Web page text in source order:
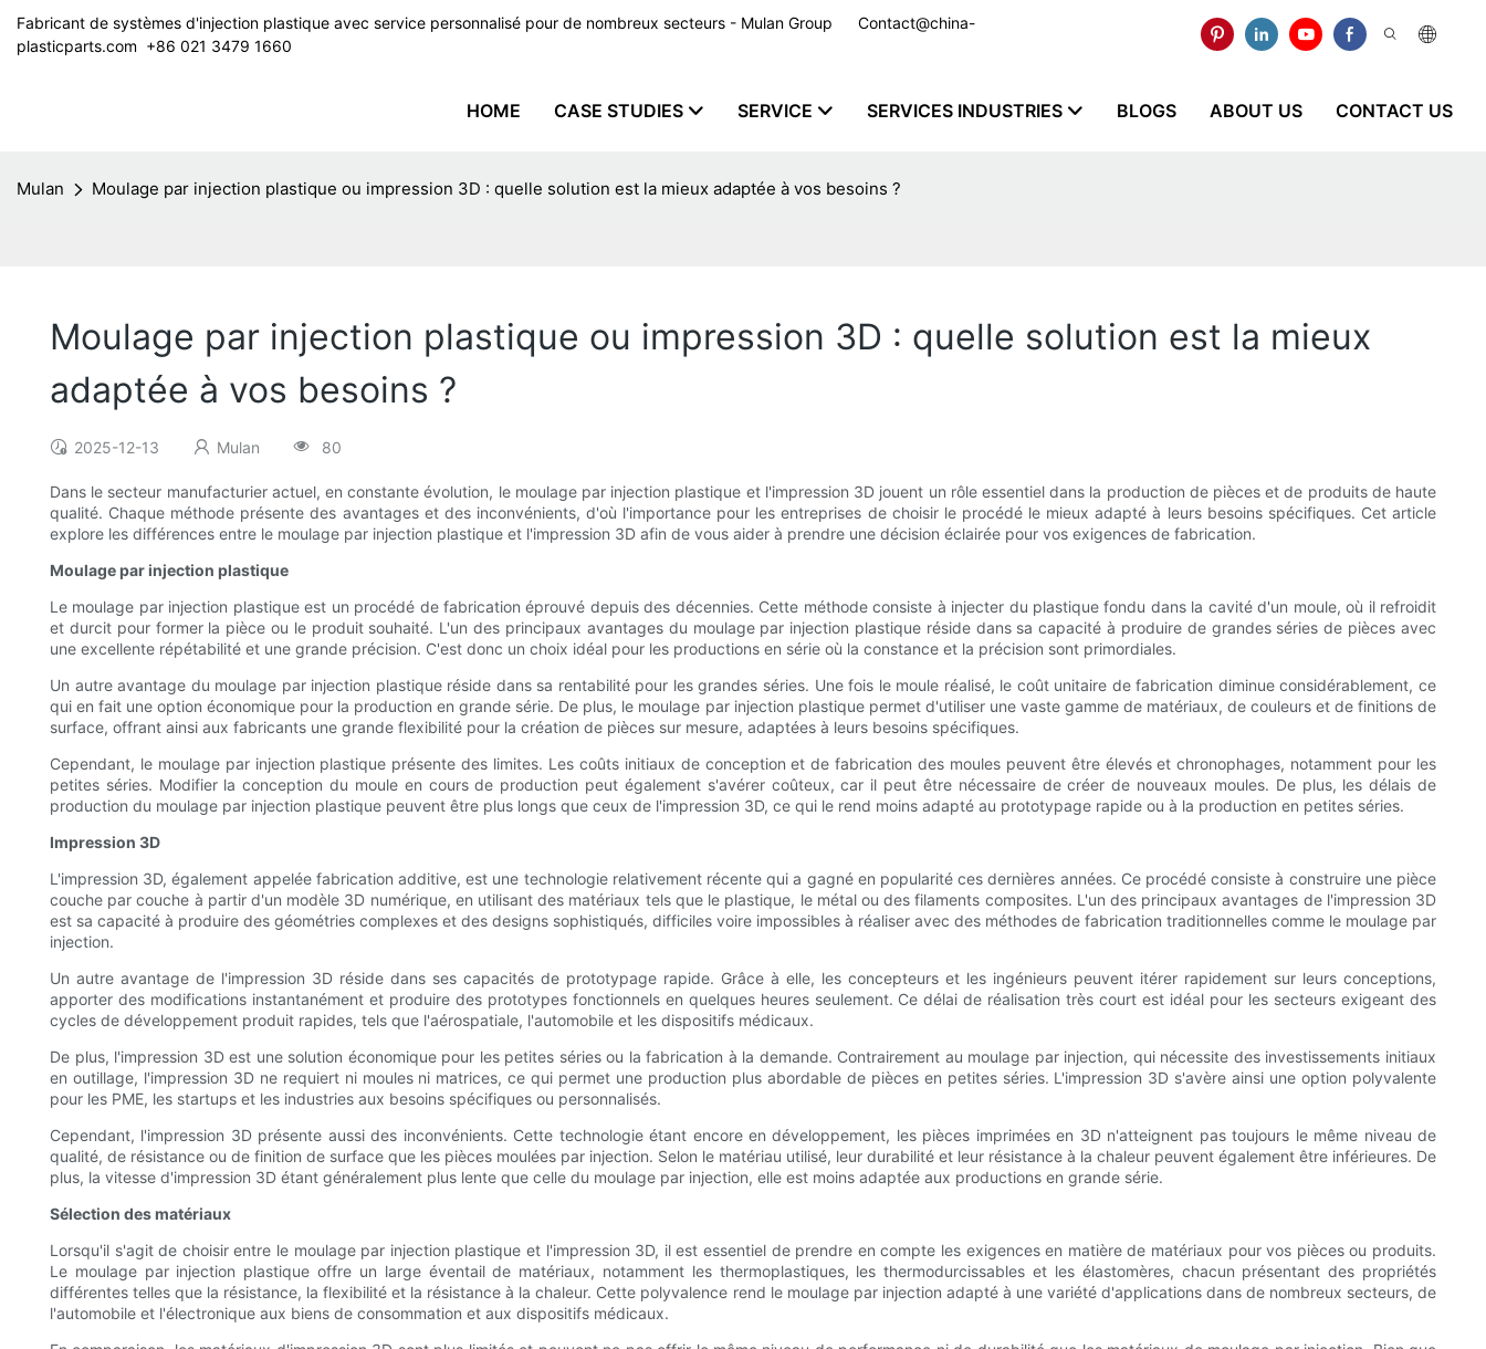
Fabricant de systèmes d'injection plastique avec service personnalisé pour de nombreux secteurs - Mulan Group
Contact@china-
plasticparts.com ​​​​​​​ +86 021 3479 1660
HOME CASE STUDIES SERVICE SERVICES INDUSTRIES BLOGS ABOUT US CONTACT US
Mulan Moulage par injection plastique ou impression 3D : quelle solution est la mieux adaptée à vos besoins ?
Moulage par injection plastique ou impression 3D : quelle solution est la mieux
adaptée à vos besoins ?
2025-12-13 Mulan 80
Dans le secteur manufacturier actuel, en constante évolution, le moulage par injection plastique et l'impression 3D jouent un rôle essentiel dans la production de pièces et de produits de haute
qualité. Chaque méthode présente des avantages et des inconvénients, d'où l'importance pour les entreprises de choisir le procédé le mieux adapté à leurs besoins spécifiques. Cet article
explore les différences entre le moulage par injection plastique et l'impression 3D afin de vous aider à prendre une décision éclairée pour vos exigences de fabrication.
Moulage par injection plastique
Le moulage par injection plastique est un procédé de fabrication éprouvé depuis des décennies. Cette méthode consiste à injecter du plastique fondu dans la cavité d'un moule, où il refroidit
et durcit pour former la pièce ou le produit souhaité. L'un des principaux avantages du moulage par injection plastique réside dans sa capacité à produire de grandes séries de pièces avec
une excellente répétabilité et une grande précision. C'est donc un choix idéal pour les productions en série où la constance et la précision sont primordiales.
Un autre avantage du moulage par injection plastique réside dans sa rentabilité pour les grandes séries. Une fois le moule réalisé, le coût unitaire de fabrication diminue considérablement, ce
qui en fait une option économique pour la production en grande série. De plus, le moulage par injection plastique permet d'utiliser une vaste gamme de matériaux, de couleurs et de finitions de
surface, offrant ainsi aux fabricants une grande flexibilité pour la création de pièces sur mesure, adaptées à leurs besoins spécifiques.
Cependant, le moulage par injection plastique présente des limites. Les coûts initiaux de conception et de fabrication des moules peuvent être élevés et chronophages, notamment pour les
petites séries. Modifier la conception du moule en cours de production peut également s'avérer coûteux, car il peut être nécessaire de créer de nouveaux moules. De plus, les délais de
production du moulage par injection plastique peuvent être plus longs que ceux de l'impression 3D, ce qui le rend moins adapté au prototypage rapide ou à la production en petites séries.
Impression 3D
L'impression 3D, également appelée fabrication additive, est une technologie relativement récente qui a gagné en popularité ces dernières années. Ce procédé consiste à construire une pièce
couche par couche à partir d'un modèle 3D numérique, en utilisant des matériaux tels que le plastique, le métal ou des filaments composites. L'un des principaux avantages de l'impression 3D
est sa capacité à produire des géométries complexes et des designs sophistiqués, difficiles voire impossibles à réaliser avec des méthodes de fabrication traditionnelles comme le moulage par
injection.
Un autre avantage de l'impression 3D réside dans ses capacités de prototypage rapide. Grâce à elle, les concepteurs et les ingénieurs peuvent itérer rapidement sur leurs conceptions,
apporter des modifications instantanément et produire des prototypes fonctionnels en quelques heures seulement. Ce délai de réalisation très court est idéal pour les secteurs exigeant des
cycles de développement produit rapides, tels que l'aérospatiale, l'automobile et les dispositifs médicaux.
De plus, l'impression 3D est une solution économique pour les petites séries ou la fabrication à la demande. Contrairement au moulage par injection, qui nécessite des investissements initiaux
en outillage, l'impression 3D ne requiert ni moules ni matrices, ce qui permet une production plus abordable de pièces en petites séries. L'impression 3D s'avère ainsi une option polyvalente
pour les PME, les startups et les industries aux besoins spécifiques ou personnalisés.
Cependant, l'impression 3D présente aussi des inconvénients. Cette technologie étant encore en développement, les pièces imprimées en 3D n'atteignent pas toujours le même niveau de
qualité, de résistance ou de finition de surface que les pièces moulées par injection. Selon le matériau utilisé, leur durabilité et leur résistance à la chaleur peuvent également être inférieures. De
plus, la vitesse d'impression 3D étant généralement plus lente que celle du moulage par injection, elle est moins adaptée aux productions en grande série.
Sélection des matériaux
Lorsqu'il s'agit de choisir entre le moulage par injection plastique et l'impression 3D, il est essentiel de prendre en compte les exigences en matière de matériaux pour vos pièces ou produits.
Le moulage par injection plastique offre un large éventail de matériaux, notamment les thermoplastiques, les thermodurcissables et les élastomères, chacun présentant des propriétés
différentes telles que la résistance, la flexibilité et la résistance à la chaleur. Cette polyvalence rend le moulage par injection adapté à une variété d'applications dans de nombreux secteurs, de
l'automobile et l'électronique aux biens de consommation et aux dispositifs médicaux.